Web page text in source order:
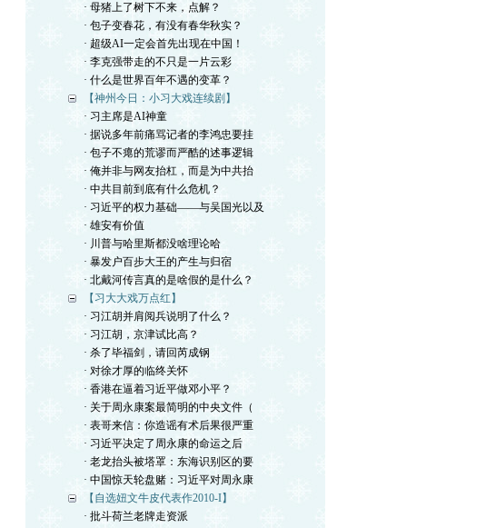
· 母猪上了树下不来，点解？
· 包子变春花，有没有春华秋实？
· 超级AI一定会首先出现在中国！
· 李克强带走的不只是一片云彩
· 什么是世界百年不遇的变革？
【神州今日：小习大戏连续剧】
· 习主席是AI神童
· 据说多年前痛骂记者的李鸿忠要挂
· 包子不瘪的荒谬而严酷的述事逻辑
· 俺并非与网友抬杠，而是为中共抬
· 中共目前到底有什么危机？
· 习近平的权力基础——与吴国光以及
· 雄安有价值
· 川普与哈里斯都没啥理论哈
· 暴发户百步大王的产生与归宿
· 北戴河传言真的是啥假的是什么？
【习大大戏万点红】
· 习江胡并肩阅兵说明了什么？
· 习江胡，京津试比高？
· 杀了毕福剑，请回芮成钢
· 对徐才厚的临终关怀
· 香港在逼着习近平做邓小平？
· 关于周永康案最简明的中央文件（
· 表哥来信：你造谣有术后果很严重
· 习近平决定了周永康的命运之后
· 老龙抬头被塔罩：东海识别区的要
· 中国惊天轮盘赌：习近平对周永康
【自选妞文牛皮代表作2010-I】
· 批斗荷兰老牌走资派